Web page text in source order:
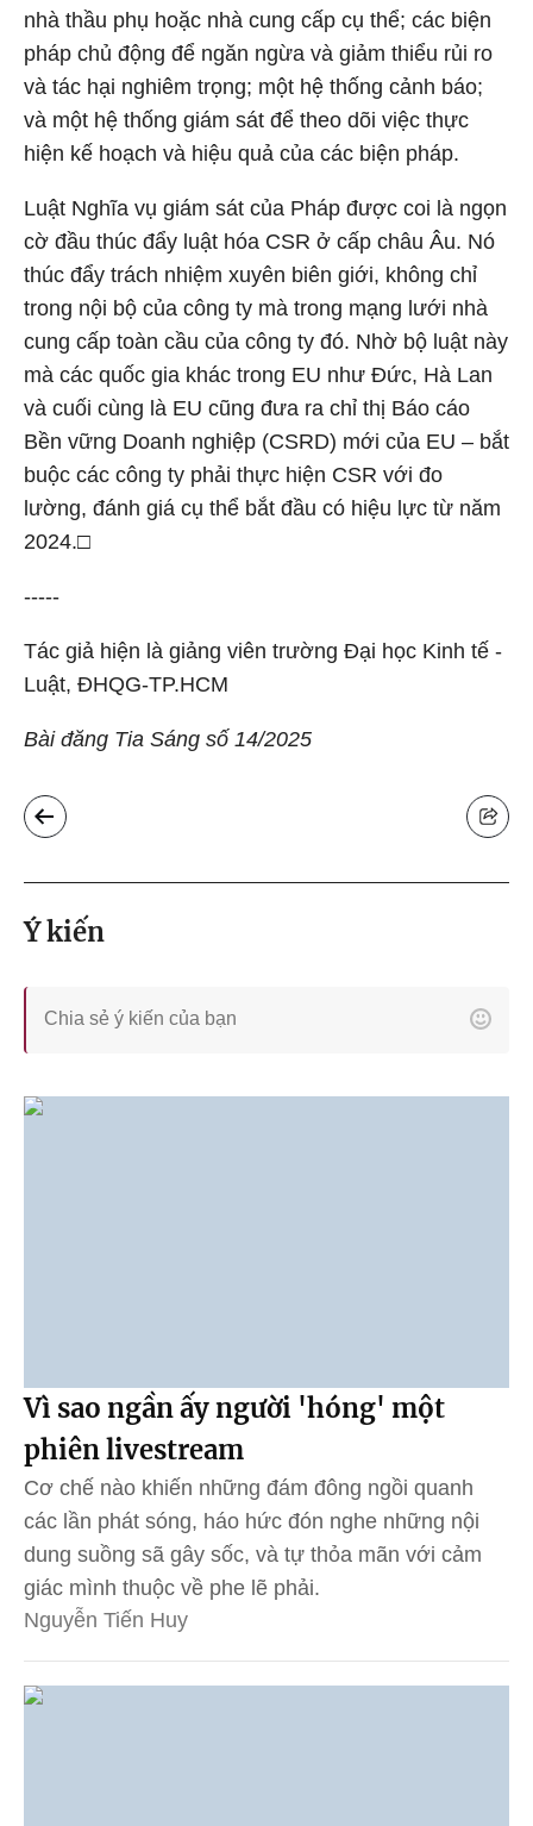
nhà thầu phụ hoặc nhà cung cấp cụ thể; các biện
pháp chủ động để ngăn ngừa và giảm thiểu rủi ro
và tác hại nghiêm trọng; một hệ thống cảnh báo;
và một hệ thống giám sát để theo dõi việc thực
hiện kế hoạch và hiệu quả của các biện pháp.
Luật Nghĩa vụ giám sát của Pháp được coi là ngọn
cờ đầu thúc đẩy luật hóa CSR ở cấp châu Âu. Nó
thúc đẩy trách nhiệm xuyên biên giới, không chỉ
trong nội bộ của công ty mà trong mạng lưới nhà
cung cấp toàn cầu của công ty đó. Nhờ bộ luật này
mà các quốc gia khác trong EU như Đức, Hà Lan
và cuối cùng là EU cũng đưa ra chỉ thị Báo cáo
Bền vững Doanh nghiệp (CSRD) mới của EU – bắt
buộc các công ty phải thực hiện CSR với đo
lường, đánh giá cụ thể bắt đầu có hiệu lực từ năm
2024.□
-----
Tác giả hiện là giảng viên trường Đại học Kinh tế -
Luật, ĐHQG-TP.HCM
Bài đăng Tia Sáng số 14/2025
Ý kiến
Vì sao ngần ấy người 'hóng' một
phiên livestream
Cơ chế nào khiến những đám đông ngồi quanh
các lần phát sóng, háo hức đón nghe những nội
dung suồng sã gây sốc, và tự thỏa mãn với cảm
giác mình thuộc về phe lẽ phải.
Nguyễn Tiến Huy